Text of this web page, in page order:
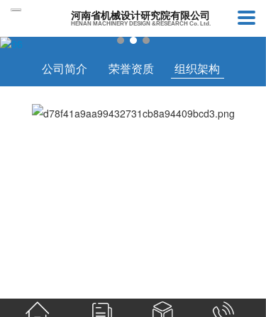
河南省机械设计研究院有限公司
HENAN MACHINERY DESIGN &RESEARCH Co. Ltd.
公司简介 荣誉资质 组织架构